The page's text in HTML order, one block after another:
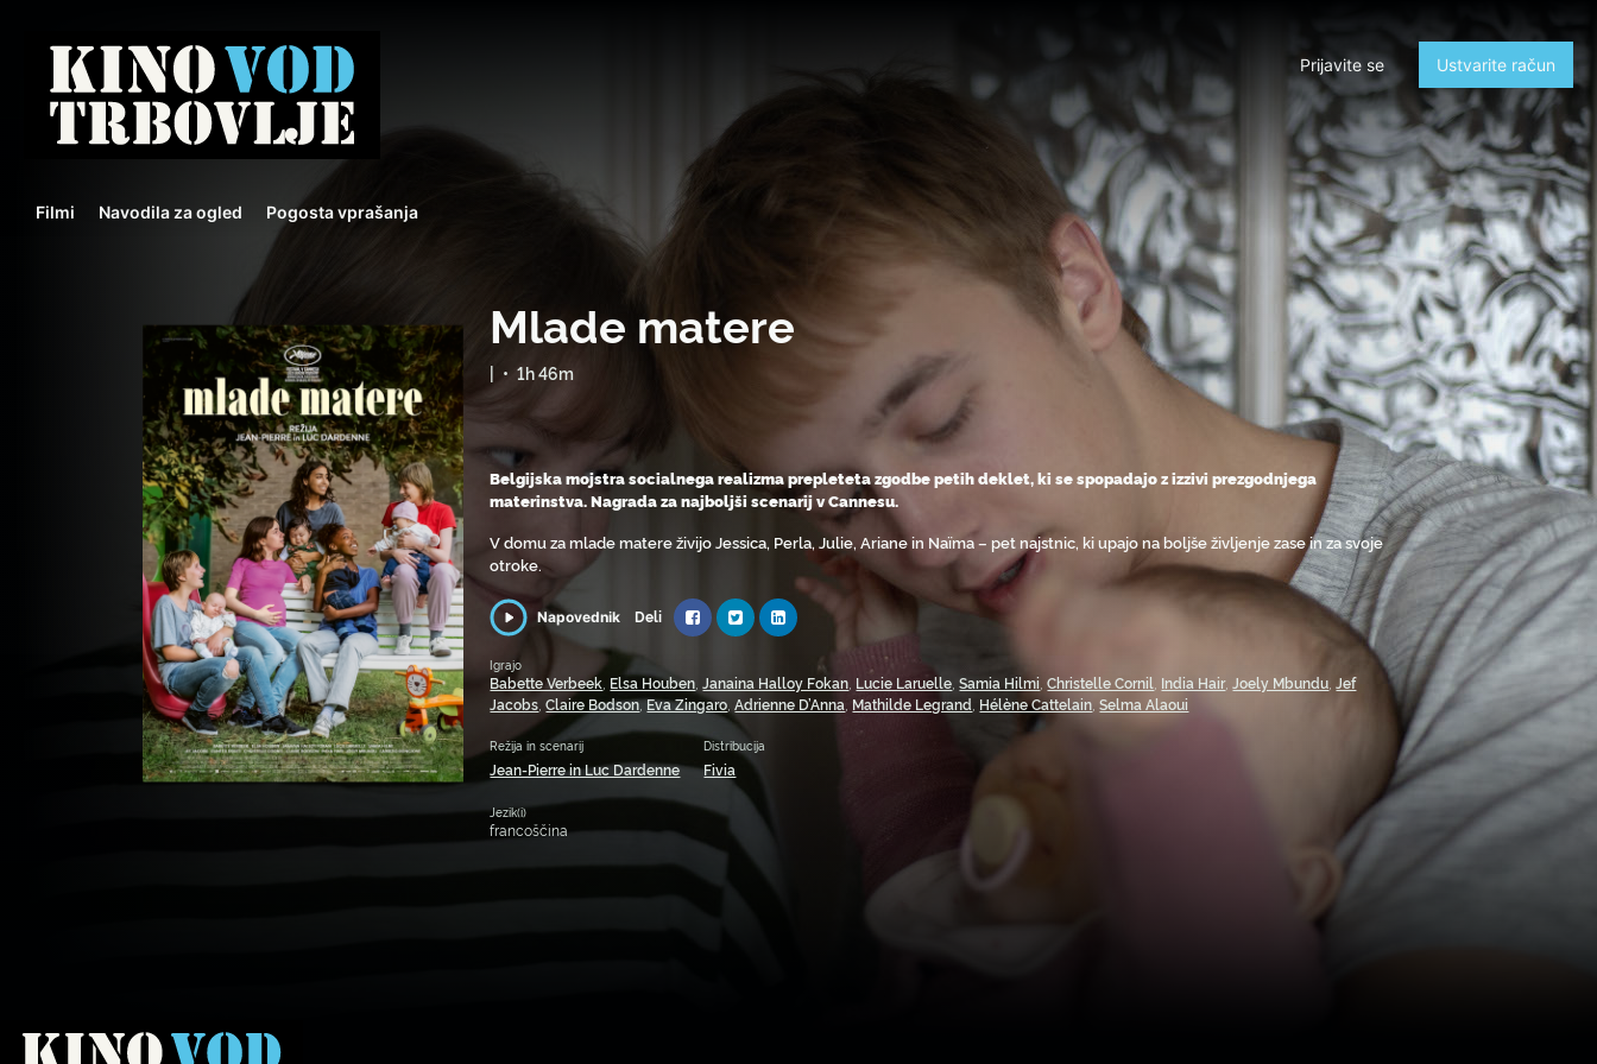
Prijavite se Ustvarite račun
Filmi Navodila za ogled Pogosta vprašanja
Mlade matere
| • 1h 46m
Belgijska mojstra socialnega realizma prepleteta zgodbe petih deklet, ki se spopadajo z izzivi prezgodnjega
materinstva. Nagrada za najboljši scenarij v Cannesu.
V domu za mlade matere živijo Jessica, Perla, Julie, Ariane in Naïma – pet najstnic, ki upajo na boljše življenje zase in za svoje
otroke.
Napovednik Deli
Igrajo
Babette Verbeek Elsa Houben ,Janaina Halloy Fokan Lucie Laruelle ,Samia Hilmi ,Christelle Cornil India Hair,Joely Mbundu ,Jef
Jacobs ,Claire Bodson,Eva Zingaro ,Adrienne D’Anna Mathilde Legrand Hélène Cattelain ,Selma Alaoui
Režija in scenarij
Jean-Pierre in Luc Dardenne
Distribucija
Fivia
Jezik(i)
francoščina